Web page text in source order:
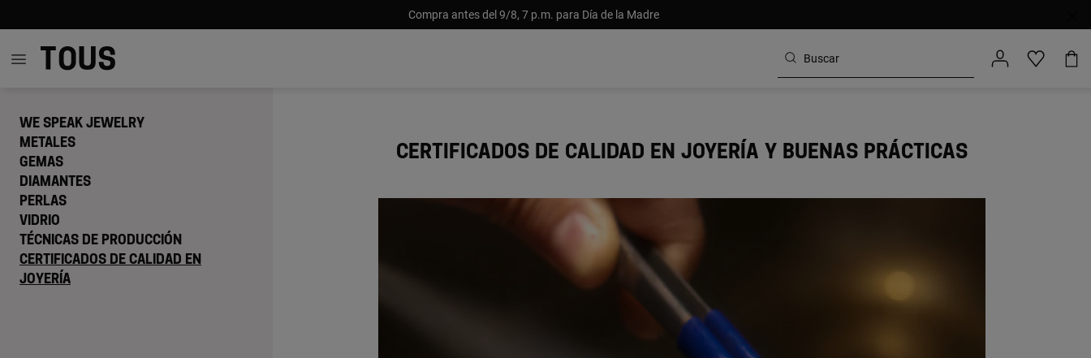
Compra antes del 9/8, 7 p.m. para Día de la Madre
WE SPEAK JEWELRY
METALES
GEMAS
DIAMANTES
PERLAS
VIDRIO
TÉCNICAS DE PRODUCCIÓN
CERTIFICADOS DE CALIDAD EN
JOYERÍA
CERTIFICADOS DE CALIDAD EN JOYERÍA Y BUENAS PRÁCTICAS